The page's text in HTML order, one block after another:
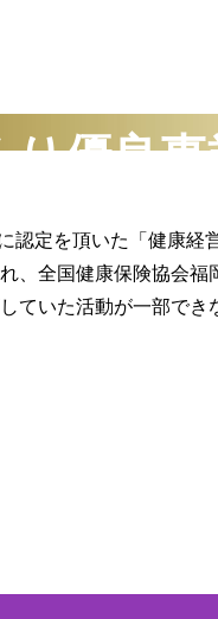
り優良
定を頂いた「健康経
、全国健康保険協会福
ていた活動が一部でき